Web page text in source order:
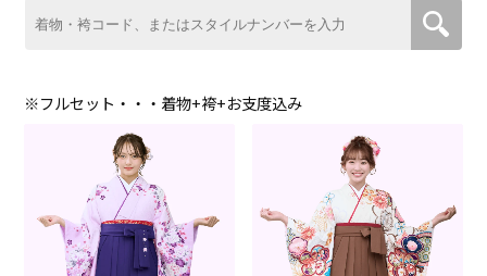
※フルセット・・・着物+袴+お支度込み